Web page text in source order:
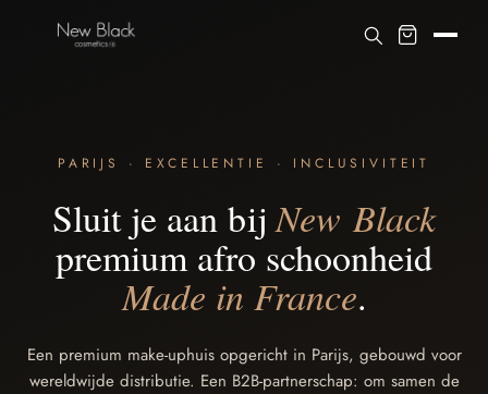
PARIJS · EXCELLENTIE · INCLUSIVITEIT
Sluit je aan bijNew Black
premium afro schoonheid
Made in France.
Een premium make-uphuis opgericht in Parijs, gebouwd voor
wereldwijde distributie. Een B2B-partnerschap: om samen de